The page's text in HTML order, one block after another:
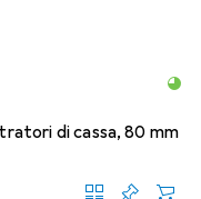
di cassa, 80 mm